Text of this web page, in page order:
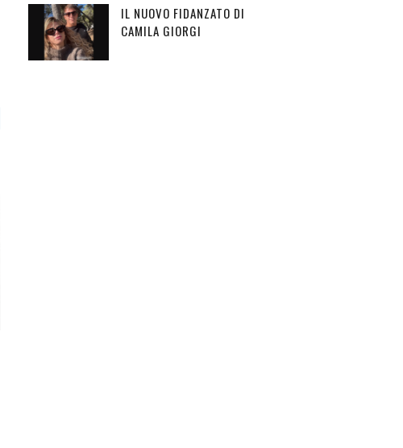
IL NUOVO FIDANZATO DI
CAMILA GIORGI